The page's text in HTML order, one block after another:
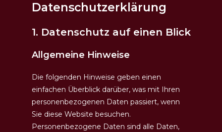
Datenschutz­erklärung
1. Datenschutz auf einen Blick
Allgemeine Hinweise
Die folgenden Hinweise geben einen
einfachen Überblick darüber, was mit Ihren
personenbezogenen Daten passiert, wenn
Sie diese Website besuchen.
Personenbezogene Daten sind alle Daten,